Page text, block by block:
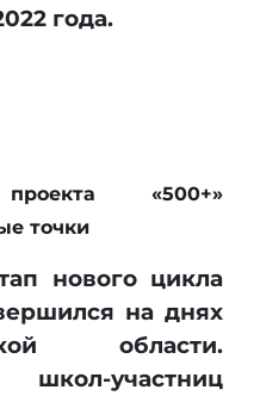
года.
«500+»
точки
нового цикла
на днях
области.
участниц